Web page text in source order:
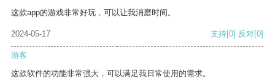
这款app的游戏非常好玩，可以让我消磨时间。
2024-05-17 支持[0] 反对[0]
游客
这款软件的功能非常强大，可以满足我日常使用的需求。